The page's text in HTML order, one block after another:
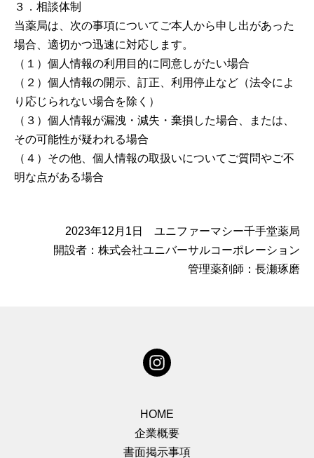
３．相談体制
当薬局は、次の事項についてご本人から申し出があった
場合、適切かつ迅速に対応します。
（１）個人情報の利用目的に同意しがたい場合
（２）個人情報の開示、訂正、利用停止など（法令によ
り応じられない場合を除く）
（３）個人情報が漏洩・減失・棄損した場合、または、
その可能性が疑われる場合
（４）その他、個人情報の取扱いについてご質問やご不
明な点がある場合
2023年12⽉1⽇ ユニファーマシー千手堂薬局
開設者：株式会社ユニバーサルコーポレーション
管理薬剤師：長瀬琢磨
HOME
企業概要
書面掲示事項